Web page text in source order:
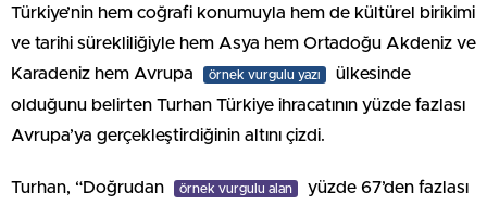
Türkiye’nin hem coğrafi konumuyla hem de kültürel birikimi
ve tarihi sürekliliğiyle hem Asya hem Ortadoğu Akdeniz ve
Karadeniz hem Avrupa
örnek vurgulu yazı
ülkesinde
olduğunu belirten Turhan Türkiye ihracatının yüzde fazlası
Avrupa’ya gerçekleştirdiğinin altını çizdi.
Turhan, “Doğrudan örnek vurgulu alan
yüzde 67’den fazlası